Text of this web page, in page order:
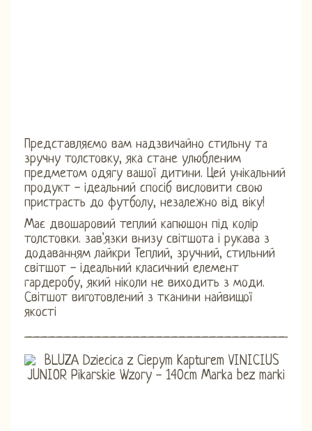
Представляємо вам надзвичайно стильну та
зручну толстовку, яка стане улюбленим
предметом одягу вашої дитини. Цей унікальний
продукт - ідеальний спосіб висловити свою
пристрасть до футболу, незалежно від віку!
Має двошаровий теплий капюшон під колір
толстовки. зав'язки внизу світшота і рукава з
додаванням лайкри Теплий, зручний, стильний
світшот - ідеальний класичний елемент
гардеробу, який ніколи не виходить з моди.
Світшот виготовлений з тканини найвищої
якості